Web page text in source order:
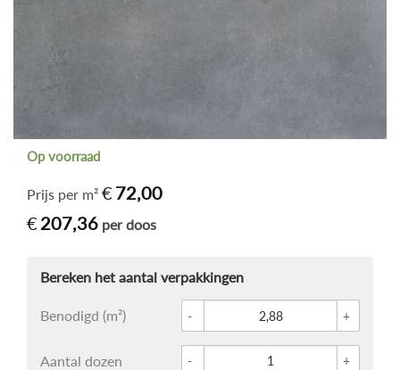
Prijs per m² € 72,00
€ 207,36 per doos
Op voorraad
Benodigd (m²)
Aantal dozen